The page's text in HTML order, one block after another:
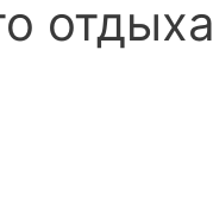
отдыха